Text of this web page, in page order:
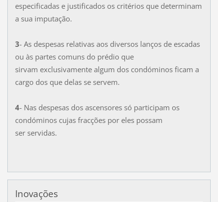
especificadas e justificados os critérios que determinam
a sua imputação.
3- As despesas relativas aos diversos lanços de escadas
ou às partes comuns do prédio que
sirvam exclusivamente algum dos condóminos ficam a
cargo dos que delas se servem.
4- Nas despesas dos ascensores só participam os
condóminos cujas fracções por eles possam
ser servidas.
Inovações